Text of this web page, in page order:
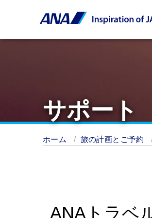
サポート
ホーム 旅の計画とご予約
ANAトラベ